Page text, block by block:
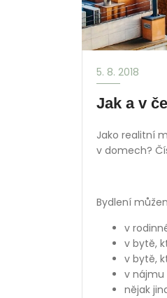
5. 8. 2018
Jak a v
Jako realitní
v domech?
Bydlení
v
v bytě,
v bytě,
v nájmu
nějak